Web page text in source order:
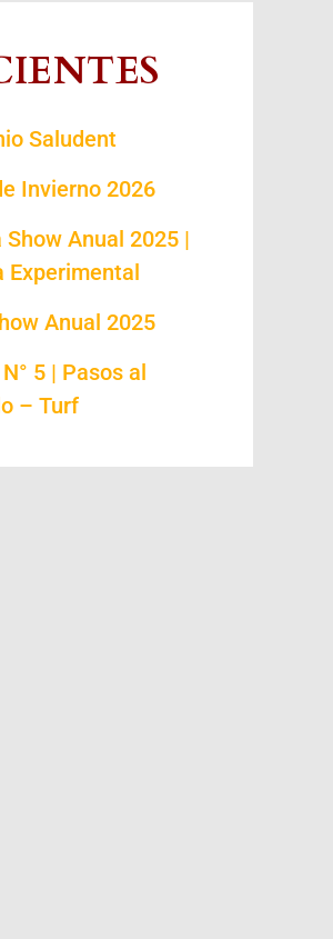
Saludent
Invierno 2026
Show Anual 2025 |
Experimental
Anual 2025
5 | Pasos al
– Turf